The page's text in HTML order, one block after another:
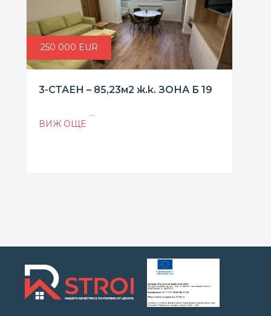
250 000 EUR
3-СТАЕН – 85,23м2 ж.к. ЗОНА Б 19
...
ВИЖ ОЩЕ